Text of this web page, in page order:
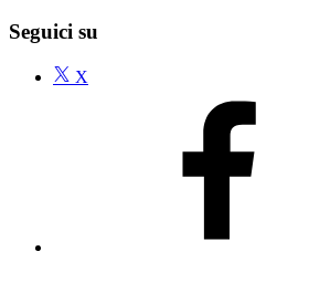
Seguici su
X